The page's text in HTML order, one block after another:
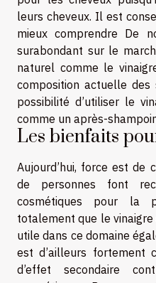
leurs cheveux. Il est
mieux comprendre De
surabondant sur le
naturel comme le
composition actuelle des
possibilité d’utiliser le
comme un après-
Les bienfaits
Aujourd’hui, force est de
de personnes font
cosmétiques pour la
totalement que le vinaigre
utile dans ce domaine
est d’ailleurs fortement
d’effet secondaire